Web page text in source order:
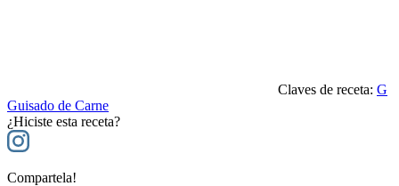
Claves de receta: G
Guisado de Carne
¿Hiciste esta receta?
Compartela!